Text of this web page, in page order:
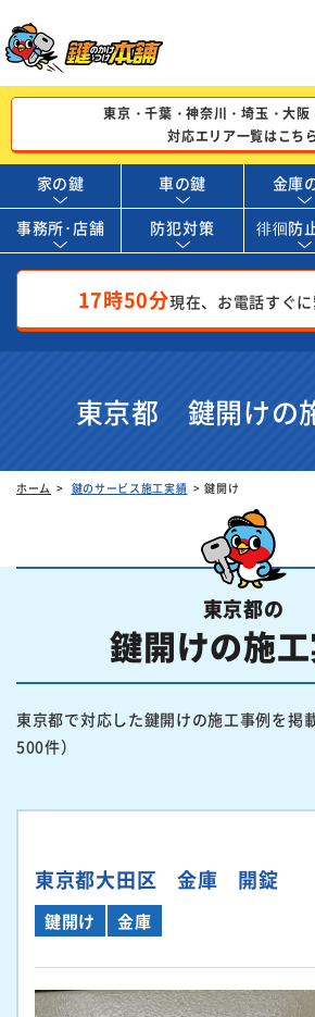
東京・千葉・神奈川・埼玉・大阪
対応エリア一覧はこち
家の鍵 車の鍵 金庫
事務所･店舗 防犯対策 徘徊防
17時50分現在、お電話すぐに
東京都 鍵開けの
ホーム 鍵のサービス施工実績 鍵開け
東京都の
鍵開けの施
東京都で対応した鍵開けの施工事例を掲
500件）
東京都大田区 金庫 開錠
鍵開け 金庫